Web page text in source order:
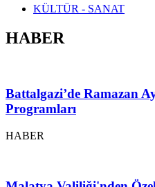
KÜLTÜR - SANAT
HABER
Battalgazi’de Ramazan
Programları
HABER